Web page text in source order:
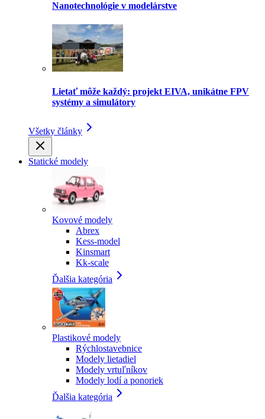
Nanotechnológie v modelárstve
Lietať môže každý: projekt EIVA, unikátne FPV
systémy a simulátory
Všetky články
Statické modely
Kovové modely
Abrex
Kess-model
Kinsmart
Kk-scale
Ďalšia kategória
Plastikové modely
Rýchlostavebnice
Modely lietadiel
Modely vrtuľníkov
Modely lodí a ponoriek
Ďalšia kategória